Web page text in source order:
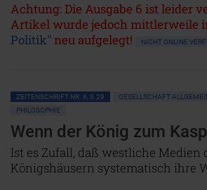
Achtung: Die Ausgabe 6 ist leider
Artikel wurde jedoch mittlerweile
Politik" neu aufgelegt! NICHT ONLINE
ZEITENSCHRIFT NR. 6, S.29 GESELLSCHAFT
PHILOSOPHIE
Wenn der König zum
Ist es Zufall, daß westliche Medien
Königshäusern systematisch ihre